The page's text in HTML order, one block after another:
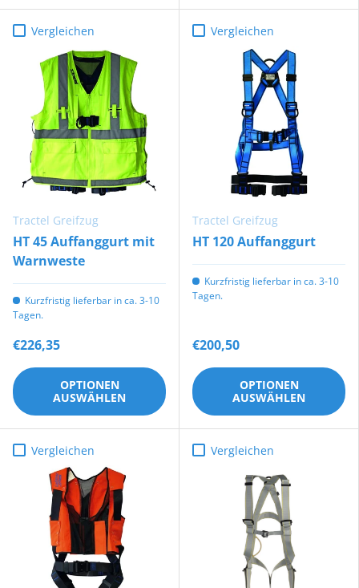
Vergleichen
Tractel Greifzug
HT 45 Auffanggurt mit
Warnweste
Kurzfristig lieferbar in ca. 3-10
Tagen.
€226,35
OPTIONEN
AUSWÄHLEN
Vergleichen
Tractel Greifzug
HT 120 Auffanggurt
Kurzfristig lieferbar in ca. 3-10
Tagen.
€200,50
OPTIONEN
AUSWÄHLEN
Vergleichen Vergleichen